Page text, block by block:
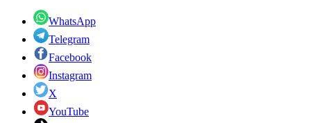
WhatsApp
Telegram
Facebook
Instagram
X
YouTube